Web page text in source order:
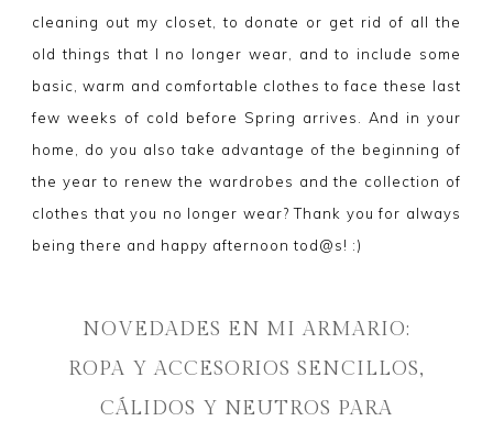
cleaning out my closet, to donate or get rid of all the
old things that I no longer wear, and to include some
basic, warm and comfortable clothes to face these last
few weeks of cold before Spring arrives. And in your
home, do you also take advantage of the beginning of
the year to renew the wardrobes and the collection of
clothes that you no longer wear? Thank you for always
being there and happy afternoon tod@s! :)
NOVEDADES EN MI ARMARIO:
ROPA Y ACCESORIOS SENCILLOS,
CÁLIDOS Y NEUTROS PARA